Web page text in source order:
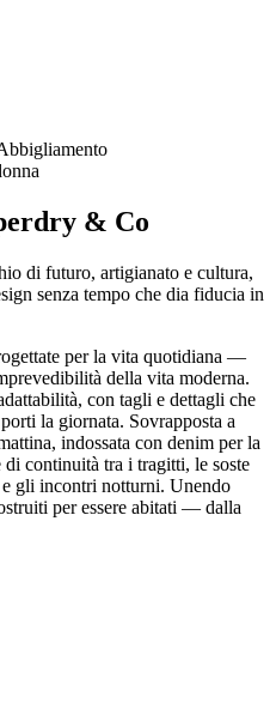
& Co
di futuro, artigianato e cultura,
senza tempo che dia fiducia in
per la vita quotidiana —
della vita moderna.
con tagli e dettagli che
la giornata. Sovrapposta a
indossata con denim per la
di continuità tra i tragitti, le soste
e gli incontri notturni. Unendo
per essere abitati — dalla